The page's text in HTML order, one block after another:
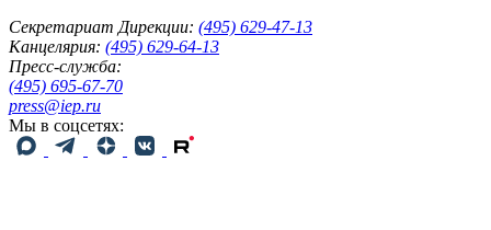
Секретариат Дирекции: (495) 629-47-13
Канцелярия: (495) 629-64-13
Пресс-служба:
(495) 695-67-70
press@iep.ru
Мы в соцсетях: